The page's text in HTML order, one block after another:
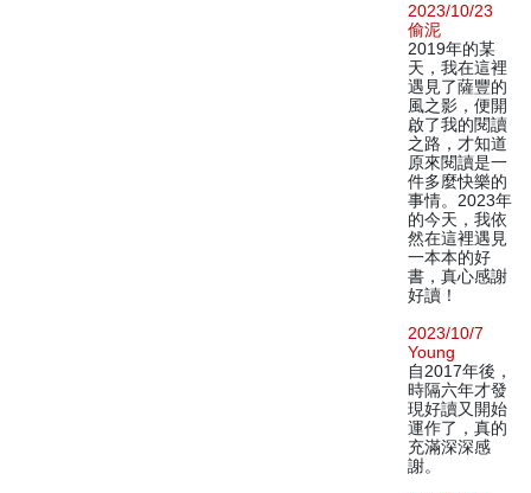
2023/10/23
偷泥
2019年的某
天，我在這裡
遇見了薩豐的
風之影，便開
啟了我的閱讀
之路，才知道
原來閱讀是一
件多麼快樂的
事情。2023年
的今天，我依
然在這裡遇見
一本本的好
書，真心感謝
好讀！
2023/10/7
Young
自2017年後，
時隔六年才發
現好讀又開始
運作了，真的
充滿深深感
謝。